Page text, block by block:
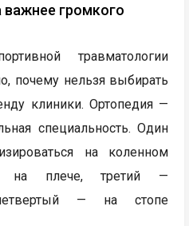
громкого
травматологии
почему нельзя выбирать
клиники. Ортопедия —
специальность. Один
на коленном
на плече, третий —
— на стопе